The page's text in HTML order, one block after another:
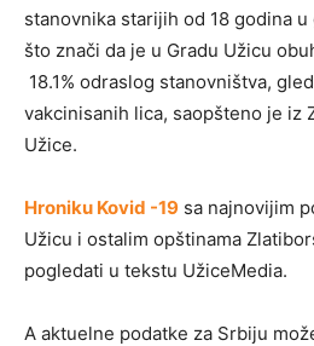
stanovnika starijih od 18 godina
što znači da je u Gradu Užicu
18.1% odraslog stanovništva,
vakcinisanih lica, saopšteno je iz
Užice.
Hroniku Kovid -19 sa najnovijim
Užicu i ostalim opštinama
pogledati u tekstu UžiceMedia.
A aktuelne podatke za Srbiju